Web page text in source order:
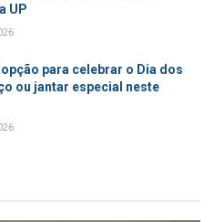
UP
para celebrar o Dia dos
ou jantar especial neste